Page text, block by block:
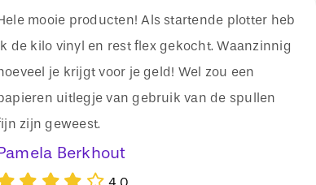
mooie producten! Als startende plotter heb
de kilo vinyl en rest flex gekocht. Waanzinnig
je krijgt voor je geld! Wel zou een
uitlegje van gebruik van de spullen
zijn geweest.
Berkhout